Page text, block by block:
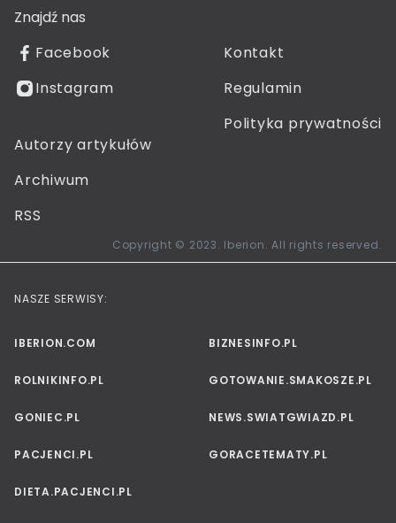
Znajdź nas
Facebook
Instagram
Kontakt
Regulamin
Polityka prywatności
Autorzy artykułów
Archiwum
RSS
Copyright © 2023. Iberion. All rights reserved.
NASZE SERWISY:
IBERION.COM BIZNESINFO.PL
ROLNIKINFO.PL GOTOWANIE.SMAKOSZE.PL
GONIEC.PL NEWS.SWIATGWIAZD.PL
PACJENCI.PL GORACETEMATY.PL
DIETA.PACJENCI.PL